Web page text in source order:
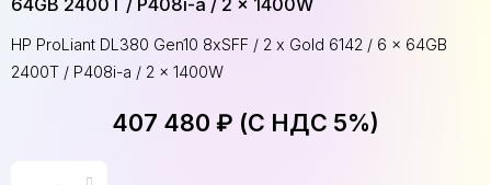
64GB 2400T / P408i-a / 2 x 1400W
HP ProLiant DL380 Gen10 8xSFF / 2 x Gold 6142 / 6 x 64GB
2400T / P408i-a / 2 x 1400W
407 480 ₽ (С НДС 5%)